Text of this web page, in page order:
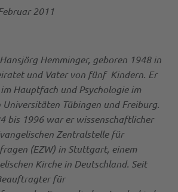
2011
Hemminger, geboren 1948 in
und Vater von fünf Kindern. Er
Hauptfach und Psychologie im
Universitäten Tübingen und Freiburg.
bis 1996 war er wissenschaftlicher
Zentralstelle für
(EZW) in Stuttgart, einem
Kirche in Deutschland. Seit
für